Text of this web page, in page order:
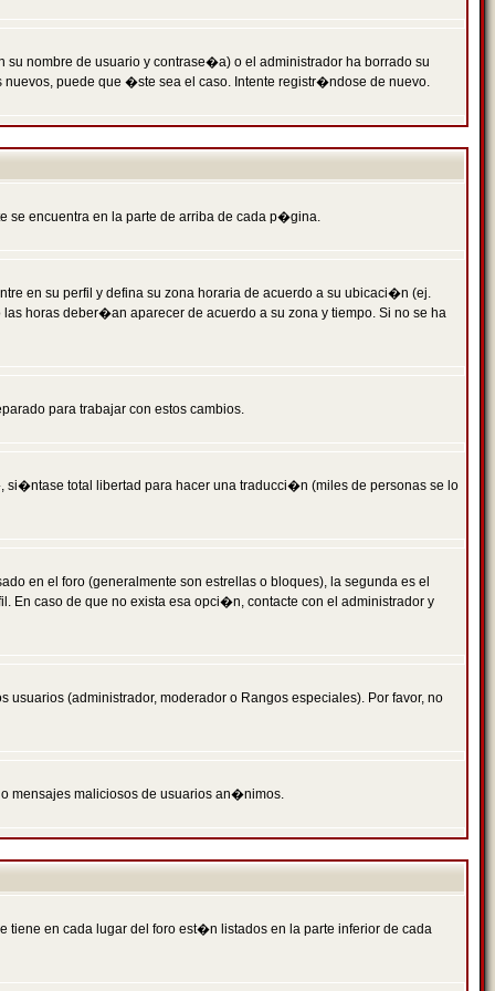
nombre de usuario y contrase�a) o el administrador ha borrado su
puede que �ste sea el caso. Intente registr�ndose de nuevo.
se encuentra en la parte de arriba de cada p�gina.
en su perfil y defina su zona horaria de acuerdo a su ubicaci�n (ej.
horas deber�an aparecer de acuerdo a su zona y tiempo. Si no se ha
para trabajar con estos cambios.
total libertad para hacer una traducci�n (miles de personas se lo
en el foro (generalmente son estrellas o bloques), la segunda es el
En caso de que no exista esa opci�n, contacte con el administrador y
(administrador, moderador o Rangos especiales). Por favor, no
mensajes maliciosos de usuarios an�nimos.
en cada lugar del foro est�n listados en la parte inferior de cada